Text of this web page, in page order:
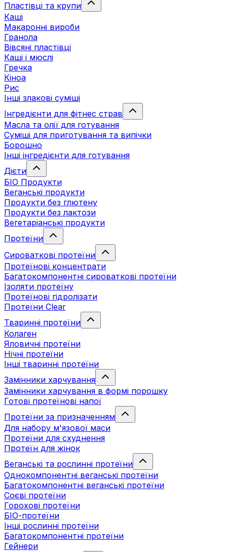
Пластівці та крупи
Каші
Макаронні вироби
Гранола
Вівсяні пластівці
Каші і мюслі
Гречка
Кіноа
Рис
Інші злакові суміші
Інгредієнти для фітнес страв
Масла та олії для готування
Суміші для приготування та випічки
Борошно
Інші інгредієнти для готування
Дієти
БІО Продукти
Веганські продукти
Продукти без глютену
Продукти без лактози
Вегетаріанські продукти
Протеїни
Сироваткові протеїни
Протеїнові концентрати
Багатокомпонентні сироваткові протеїни
Ізоляти протеїну
Протеїнові гідролізати
Протеїни Clear
Тваринні протеїни
Колаген
Яловичні протеїни
Нічні протеїни
Інші тваринні протеїни
Замінники харчування
Замінники харчування в формі порошку
Готові протеїнові напої
Протеїни за призначенням
Для набору м'язової маси
Протеїни для схуднення
Протеїн для жінок
Веганські та рослинні протеїни
Однокомпонентні веганські протеїни
Багатокомпонентні веганські протеїни
Cоєві протеїни
Горохові протеїни
БІО-протеїни
Інші рослинні протеїни
Багатокомпонентні протеїни
Гейнери